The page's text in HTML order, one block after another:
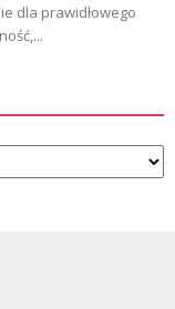
dla prawidłowego